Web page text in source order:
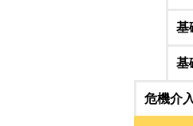
基
基
危機介